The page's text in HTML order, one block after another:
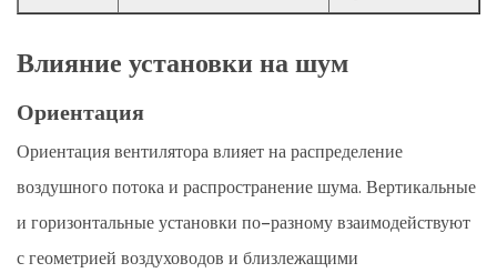
Влияние установки на шум
Ориентация
Ориентация вентилятора влияет на распределение
воздушного потока и распространение шума. Вертикальные
и горизонтальные установки по-разному взаимодействуют
с геометрией воздуховодов и близлежащими